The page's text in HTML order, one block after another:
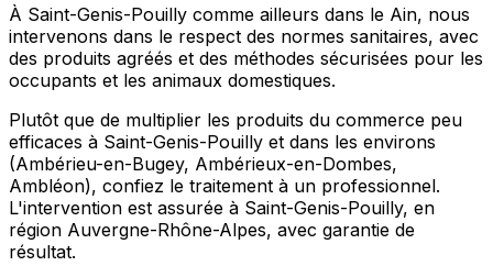
À Saint-Genis-Pouilly comme ailleurs dans le Ain, nous
intervenons dans le respect des normes sanitaires, avec
des produits agréés et des méthodes sécurisées pour les
occupants et les animaux domestiques.
Plutôt que de multiplier les produits du commerce peu
efficaces à Saint-Genis-Pouilly et dans les environs
(Ambérieu-en-Bugey, Ambérieux-en-Dombes,
Ambléon), confiez le traitement à un professionnel.
L'intervention est assurée à Saint-Genis-Pouilly, en
région Auvergne-Rhône-Alpes, avec garantie de
résultat.